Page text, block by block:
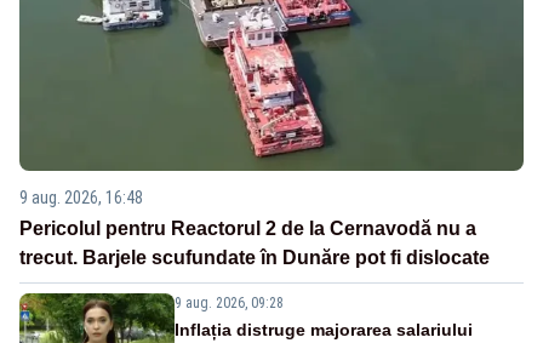
9 aug. 2026, 16:48
Pericolul pentru Reactorul 2 de la Cernavodă nu a
trecut. Barjele scufundate în Dunăre pot fi dislocate
9 aug. 2026, 09:28
Inflația distruge majorarea salariului